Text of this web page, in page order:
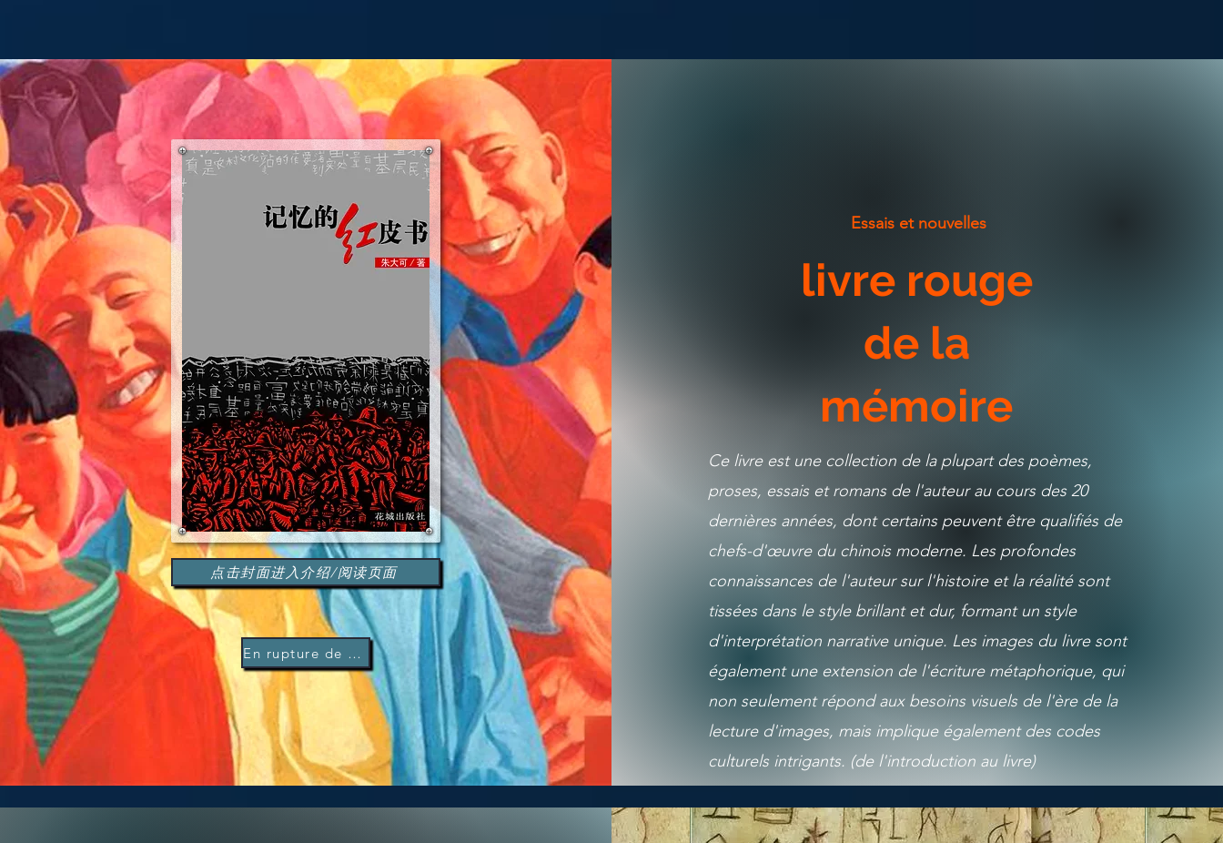
点击封面进入介绍/阅读页面
En rupture de stock
​ Essais et nouvelles
livre rouge
de la
mémoire
Ce livre est une collection de la plupart des poèmes,
proses, essais et romans de l'auteur au cours des 20
dernières années, dont certains peuvent être qualifiés de
chefs-d'œuvre du chinois moderne. Les profondes
connaissances de l'auteur sur l'histoire et la réalité sont
tissées dans le style brillant et dur, formant un style
d'interprétation narrative unique. Les images du livre sont
également une extension de l'écriture métaphorique, qui
non seulement répond aux besoins visuels de l'ère de la
lecture d'images, mais implique également des codes
culturels intrigants. (de l'introduction au livre)